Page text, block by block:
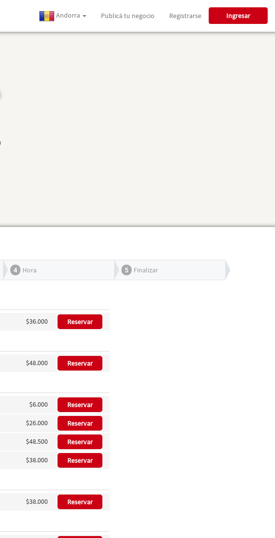
Andorra Publicá tu negocio Registrarse Ingresar
4 Hora 5 Finalizar
$36.000 Reservar
$48.000 Reservar
$6.000 Reservar
$26.000 Reservar
$48.500 Reservar
$38.000 Reservar
$38.000 Reservar